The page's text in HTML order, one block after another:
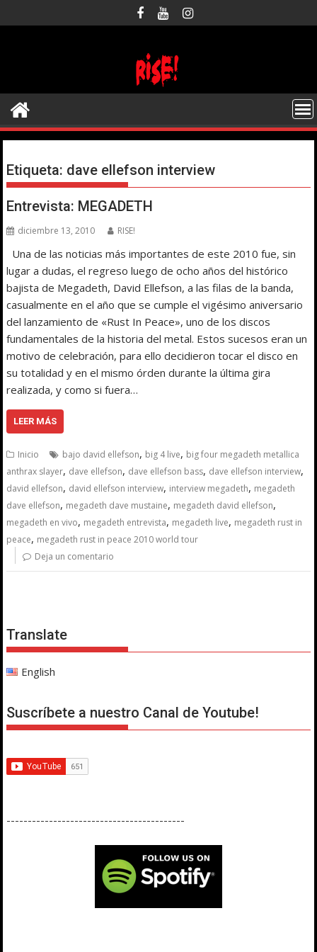
al
Etiqueta: dave ellefson interview
Entrevista: MEGADETH
diciembre 13, 2010 RISE!
Una de las noticias más importantes de este 2010 fue, sin
lugar a dudas, el regreso luego de ocho años del histórico
bajista de Megadeth, David Ellefson, a las filas de la banda,
casualmente en el año que se cumple el vigésimo aniversario
del lanzamiento de «Rust In Peace», uno de los discos
fundamentales de la historia del metal. Estos sucesos eran un
motivo de celebración, para ello decidieron tocar el disco en
su totalidad y en el mismo órden durante la última gira
realizada, y como si fuera…
LEER MÁS
Inicio bajo david ellefson, big 4 live, big four megadeth metallica
anthrax slayer, dave ellefson, dave ellefson bass, dave ellefson interview,
david ellefson, david ellefson interview, interview megadeth, megadeth
dave ellefson, megadeth dave mustaine, megadeth david ellefson,
megadeth en vivo, megadeth entrevista, megadeth live, megadeth rust in
peace, megadeth rust in peace 2010 world tour
Deja un comentario
Translate
English
Suscríbete a nuestro Canal de Youtube!
------------------------------------------